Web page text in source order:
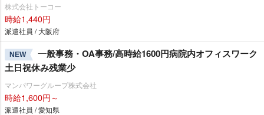
株式会社トーコー
時給1,440円
派遣社員 / 大阪府
NEW
一般事務・OA事務/高時給1600円病院内オフィスワーク
土日祝休み残業少
マンパワーグループ株式会社
時給1,600円～
派遣社員 / 愛知県